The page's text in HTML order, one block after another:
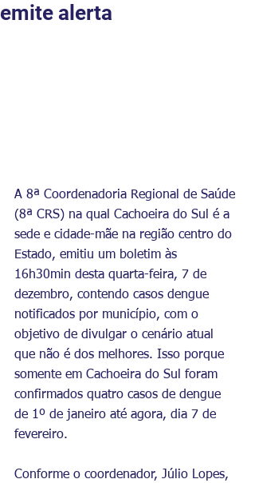
emite alerta
A 8ª Coordenadoria Regional de Saúde
(8ª CRS) na qual Cachoeira do Sul é a
sede e cidade-mãe na região centro do
Estado, emitiu um boletim às
16h30min desta quarta-feira, 7 de
dezembro, contendo casos dengue
notificados por município, com o
objetivo de divulgar o cenário atual
que não é dos melhores. Isso porque
somente em Cachoeira do Sul foram
confirmados quatro casos de dengue
de 1º de janeiro até agora, dia 7 de
fevereiro.
Conforme o coordenador, Júlio Lopes,